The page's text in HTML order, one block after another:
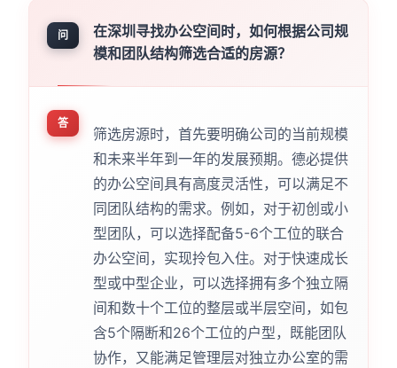
问
在深圳寻找办公空间时，如何根据公司规
模和团队结构筛选合适的房源？
答
筛选房源时，首先要明确公司的当前规模
和未来半年到一年的发展预期。德必提供
的办公空间具有高度灵活性，可以满足不
同团队结构的需求。例如，对于初创或小
型团队，可以选择配备5-6个工位的联合
办公空间，实现拎包入住。对于快速成长
型或中型企业，可以选择拥有多个独立隔
间和数十个工位的整层或半层空间，如包
含5个隔断和26个工位的户型，既能团队
协作，又能满足管理层对独立办公室的需